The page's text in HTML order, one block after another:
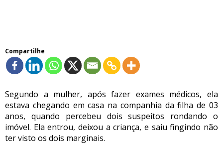
Compartilhe
Segundo a mulher, após fazer exames médicos, ela
estava chegando em casa na companhia da filha de 03
anos, quando percebeu dois suspeitos rondando o
imóvel. Ela entrou, deixou a criança, e saiu fingindo não
ter visto os dois marginais.